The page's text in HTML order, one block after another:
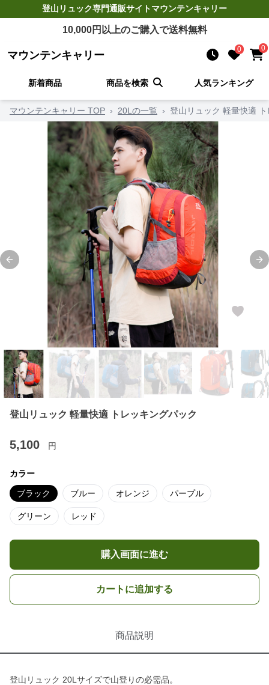
登山リュック専門通販サイトマウンテンキャリー
10,000円以上のご購入で送料無料
マウンテンキャリー 0 0
新着商品 商品を検索 人気ランキング
マウンテンキャリー TOP › 20Lの一覧 › 登山リュック 軽量快適
Previous slide
登山リュック 軽量快適 トレッキングパック
5,100 円
カラー
ブラック ブルー オレンジ パープル
グリーン レッド
購入画面に進む
カートに追加する
商品説明
登山リュック 20Lサイズで山登りの必需品。